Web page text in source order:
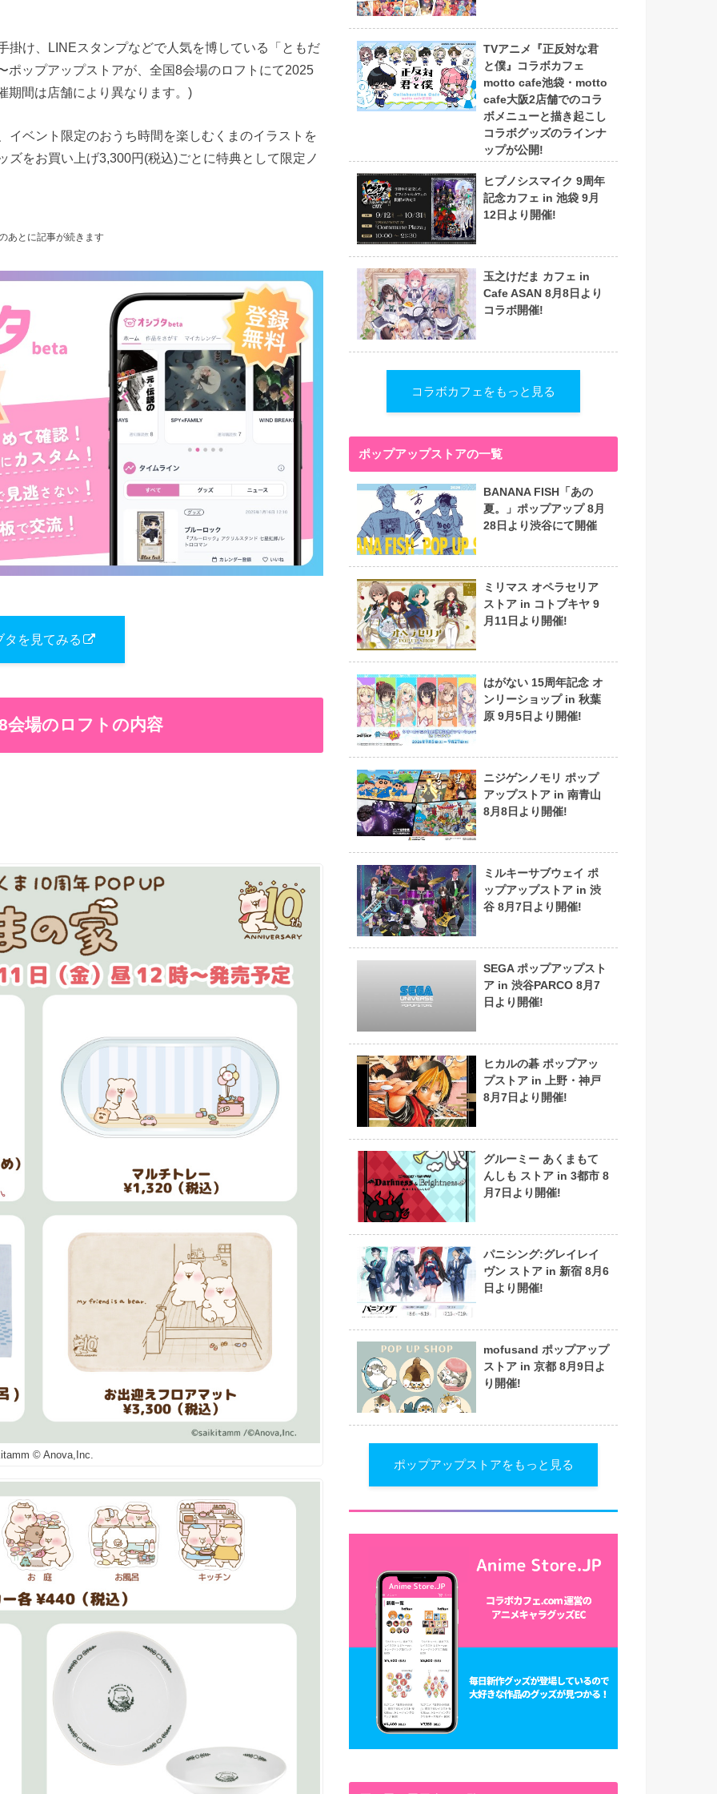
掛け、LINEスタンプなどで人気を博している「ともだ
ップアップストアが、全国8会場のロフトにて2025
間は店舗により異なります。)
イベント限定のおうち時間を楽しむくまのイラストを
をお買い上げ3,300円(税込)ごとに特典として限定ノ
あとに記事が続きます
タを見てみる
場のロフトの内容
© Anova,Inc.
TVアニメ『正反対な君
と僕』コラボカフェ
motto cafe池袋・motto
cafe大阪2店舗でのコラ
ボメニューと描き起こし
コラボグッズのラインナ
ップが公開!
ヒプノシスマイク 9周年
記念カフェ in 池袋 9月
12日より開催!
玉之けだま カフェ in
Cafe ASAN 8月8日より
コラボ開催!
コラボカフェをもっと見る
ポップアップストアの一覧
BANANA FISH「あの
夏。」ポップアップ 8月
28日より渋谷にて開催
ミリマス オペラセリア
ストア in コトブキヤ 9
月11日より開催!
はがない 15周年記念 オ
ンリーショップ in 秋葉
原 9月5日より開催!
ニジゲンノモリ ポップ
アップストア in 南青山
8月8日より開催!
ミルキーサブウェイ ポ
ップアップストア in 渋
谷 8月7日より開催!
SEGA ポップアップスト
ア in 渋谷PARCO 8月7
日より開催!
ヒカルの碁 ポップアッ
プストア in 上野・神戸
8月7日より開催!
グルーミー あくまもて
んしも ストア in 3都市 8
月7日より開催!
パニシング:グレイレイ
ヴン ストア in 新宿 8月6
日より開催!
mofusand ポップアップ
ストア in 京都 8月9日よ
り開催!
ポップアップストアをもっと見る